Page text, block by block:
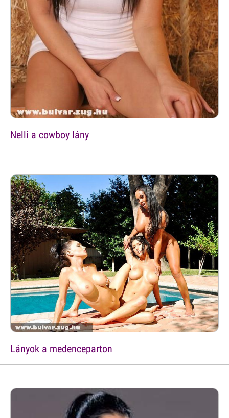
Nelli a cowboy lány
Lányok a medenceparton